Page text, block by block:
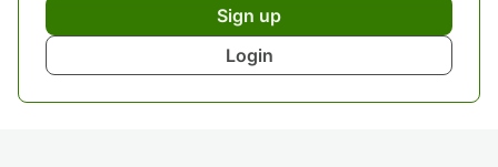
Sign up
Login